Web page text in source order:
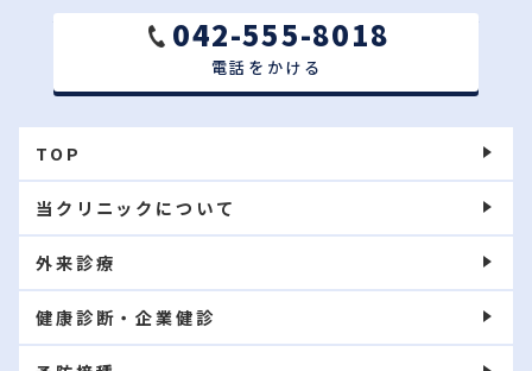
042-555-8018
電話をかける
TOP
当クリニックについて
外来診療
健康診断・企業健診